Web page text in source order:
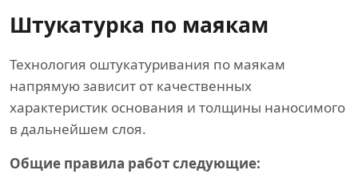
Штукатурка по маякам
Технология оштукатуривания по маякам
напрямую зависит от качественных
характеристик основания и толщины наносимого
в дальнейшем слоя.
Общие правила работ следующие: